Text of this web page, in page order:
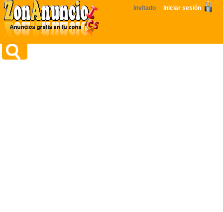
Invitado Iniciar sesión